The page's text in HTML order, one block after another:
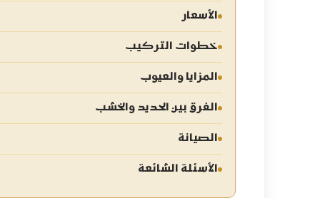
الأسعار
خطوات التركيب
المزايا والعيوب
الفرق بين الحديد والخشب
الصيانة
الأسئلة الشائعة